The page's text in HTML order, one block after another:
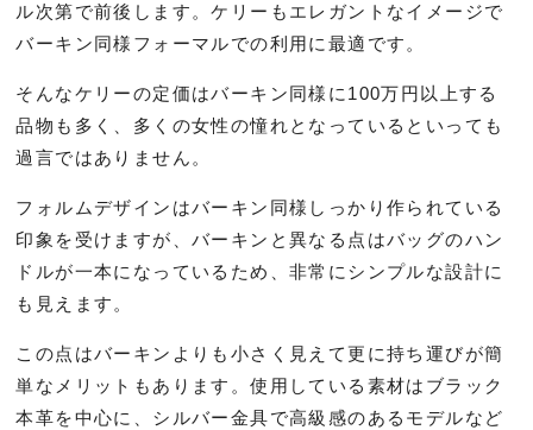
ル次第で前後します。ケリーもエレガントなイメージで
バーキン同様フォーマルでの利用に最適です。
そんなケリーの定価はバーキン同様に100万円以上する
品物も多く、多くの女性の憧れとなっているといっても
過言ではありません。
フォルムデザインはバーキン同様しっかり作られている
印象を受けますが、バーキンと異なる点はバッグのハン
ドルが一本になっているため、非常にシンプルな設計に
も見えます。
この点はバーキンよりも小さく見えて更に持ち運びが簡
単なメリットもあります。使用している素材はブラック
本革を中心に、シルバー金具で高級感のあるモデルなど